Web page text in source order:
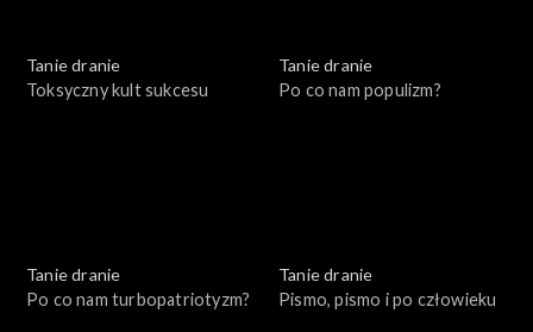
Tanie dranie
Toksyczny kult sukcesu
Tanie dranie
Po co nam populizm?
Tanie dranie
Po co nam turbopatriotyzm?
Tanie dranie
Pismo, pismo i po człowieku